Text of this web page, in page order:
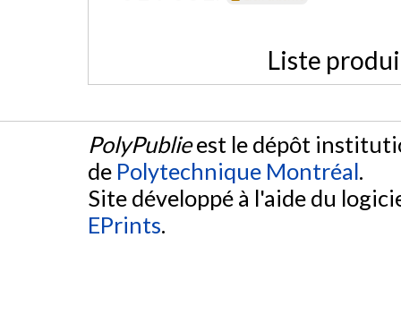
Liste
PolyPublieest le dépôt
de Polytechnique Montréal.
Site développé à l'aide du
EPrints.